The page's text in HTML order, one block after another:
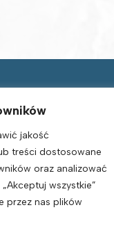
jakość
treści dostosowane
oraz analizować
wszystkie”
przez nas plików
Prywatności